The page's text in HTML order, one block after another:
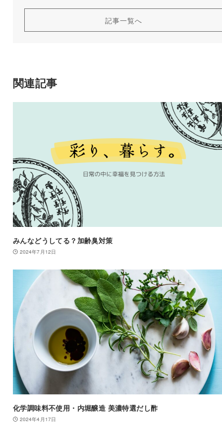
記事一覧へ
関連記事
みんなどうしてる？加齢臭対策
2024年7月12日
化学調味料不使用・内堀醸造 美濃特選だし酢
2024年4月17日